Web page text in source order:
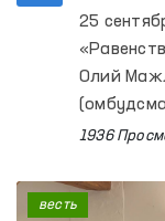
25
Олий
1936
весть